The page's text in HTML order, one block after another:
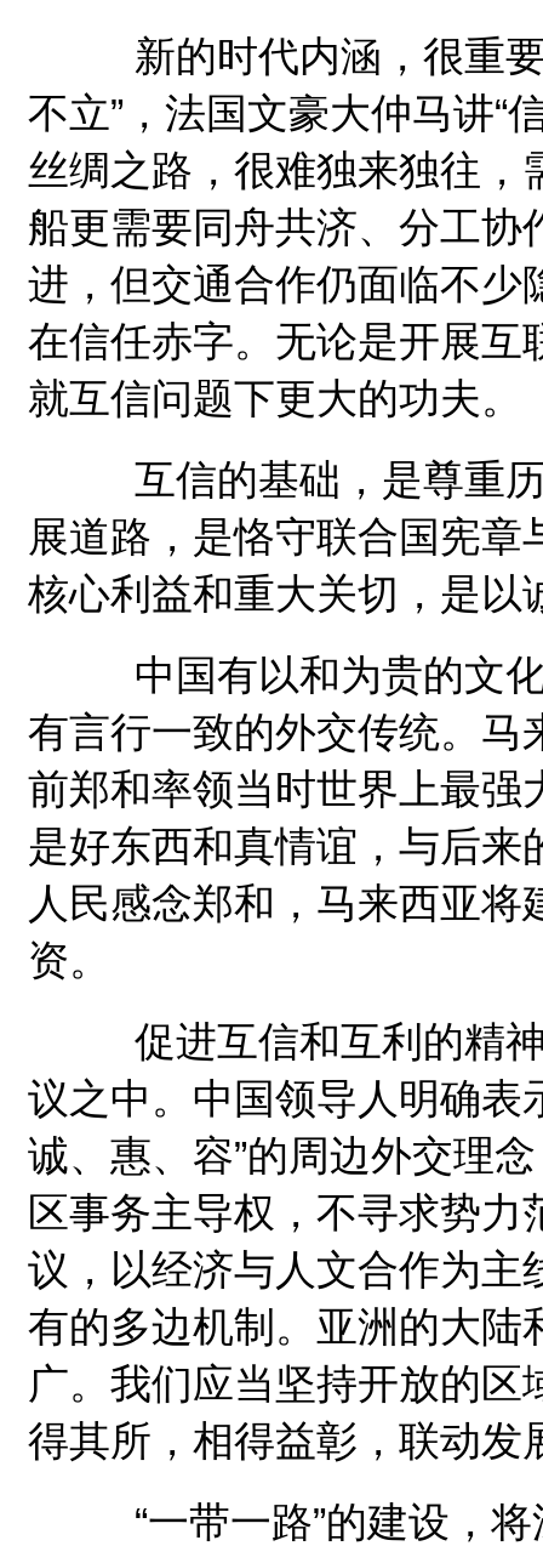
新的时代内涵，很重要
不立”，法国文豪大仲马讲“
丝绸之路，很难独来独往
船更需要同舟共济、分工
进，但交通合作仍面临不少
在信任赤字。无论是开展互
就互信问题下更大的功夫。
互信的基础，是尊重历
展道路，是恪守联合国宪
核心利益和重大关切，是以
中国有以和为贵的文化
有言行一致的外交传统。马
前郑和率领当时世界上最强
是好东西和真情谊，与后
人民感念郑和，马来西亚将
资。
促进互信和互利的精神
议之中。中国领导人明确表
诚、惠、容”的周边外交理
区事务主导权，不寻求势力
议，以经济与人文合作为主
有的多边机制。亚洲的大陆
广。我们应当坚持开放的
得其所，相得益彰，联动发
“一带一路”的建设，将